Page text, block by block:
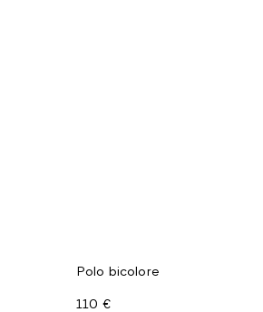
Polo bicolore
110 €